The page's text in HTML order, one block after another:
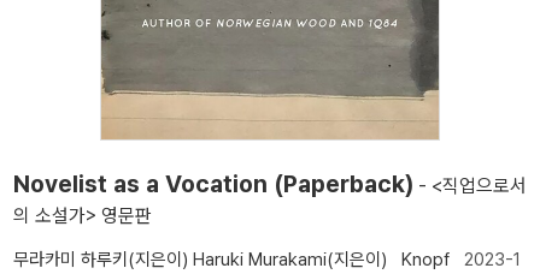
Novelist as a Vocation (Paperback) - <직업으로서
의 소설가> 영문판
무라카미 하루키(지은이) Haruki Murakami(지은이) Knopf 2023-1